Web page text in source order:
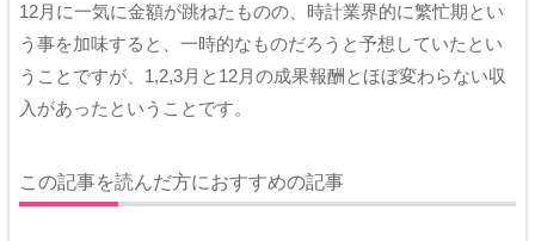
12月に一気に金額が跳ねたものの、時計業界的に繁忙期とい
う事を加味すると、一時的なものだろうと予想していたとい
うことですが、1,2,3月と12月の成果報酬とほぼ変わらない収
入があったということです。
この記事を読んだ方におすすめの記事